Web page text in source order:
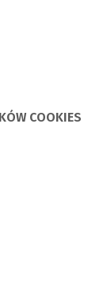
COOKIES